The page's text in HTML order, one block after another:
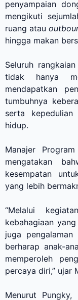
penyampaian
mengikuti
ruang atau
hingga makan
Seluruh
tidak hanya
mendapatkan
tumbuhnya
serta
hidup.
Manajer
mengatakan
kesempatan
yang lebih
“Melalui
kebahagiaan
juga
berharap anak-
memperoleh
percaya diri,” ujar
Menurut